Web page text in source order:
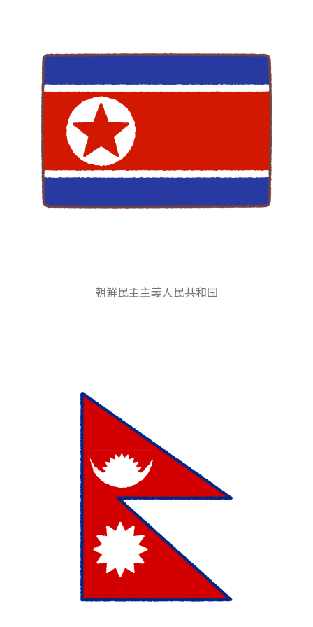
朝鮮民主主義人民共和国